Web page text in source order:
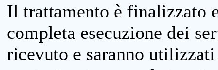
Il trattamento è finalizzato
completa esecuzione dei
ricevuto e saranno